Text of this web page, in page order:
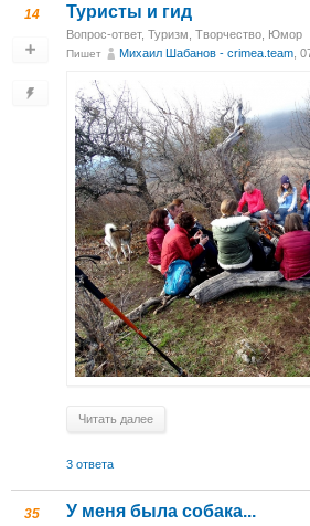
14 Туристы и гид
Вопрос-ответ, Туризм Творчество Юмор
Пишет Михаил Шабанов - crimea.team ,
Читать далее
3 ответа
35 У меня была собака...